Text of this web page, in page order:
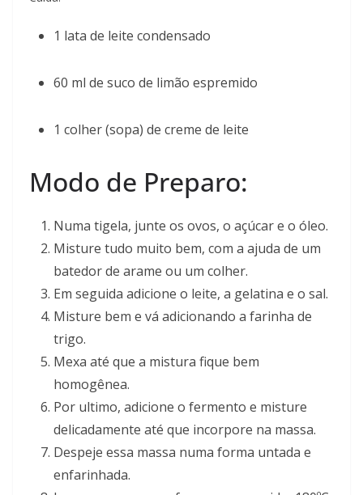
1 lata de leite condensado
60 ml de suco de limão espremido
1 colher (sopa) de creme de leite
Modo de Preparo:
Numa tigela, junte os ovos, o açúcar e o óleo.
Misture tudo muito bem, com a ajuda de um
batedor de arame ou um colher.
Em seguida adicione o leite, a gelatina e o sal.
Misture bem e vá adicionando a farinha de
trigo.
Mexa até que a mistura fique bem
homogênea.
Por ultimo, adicione o fermento e misture
delicadamente até que incorpore na massa.
Despeje essa massa numa forma untada e
enfarinhada.